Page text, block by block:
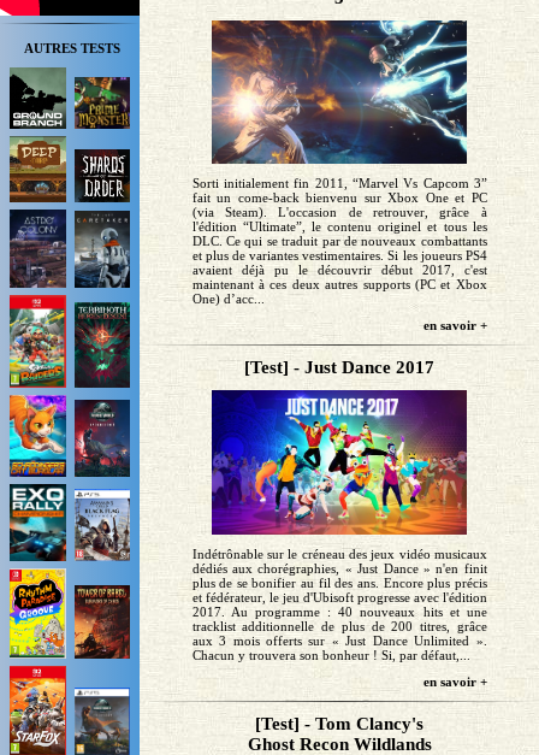
AUTRES TESTS
Sorti initialement fin 2011, “Marvel Vs Capcom 3”
fait un come-back bienvenu sur Xbox One et PC
(via Steam). L'occasion de retrouver, grâce à
l'édition “Ultimate”, le contenu originel et tous les
DLC. Ce qui se traduit par de nouveaux combattants
et plus de variantes vestimentaires. Si les joueurs PS4
avaient déjà pu le découvrir début 2017, c'est
maintenant à ces deux autres supports (PC et Xbox
One) d’acc...
en savoir +
[Test] - Just Dance 2017
Indétrônable sur le créneau des jeux vidéo musicaux
dédiés aux chorégraphies, « Just Dance » n'en finit
plus de se bonifier au fil des ans. Encore plus précis
et fédérateur, le jeu d'Ubisoft progresse avec l'édition
2017. Au programme : 40 nouveaux hits et une
tracklist additionnelle de plus de 200 titres, grâce
aux 3 mois offerts sur « Just Dance Unlimited ».
Chacun y trouvera son bonheur ! Si, par défaut,...
en savoir +
[Test] - Tom Clancy's
Ghost Recon Wildlands